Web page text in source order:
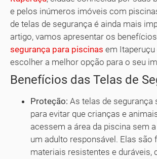
e pelos inúmeros imóveis com
de telas de segurança é ainda mais
artigo, vamos apresentar os
segurança para piscinas em
escolher a melhor opção para o seu
Benefícios das Telas de
Proteção: As telas de segurança
para evitar que crianças e
acessem a área da piscina sem
um adulto responsável. Elas são
materiais resistentes e duráveis,